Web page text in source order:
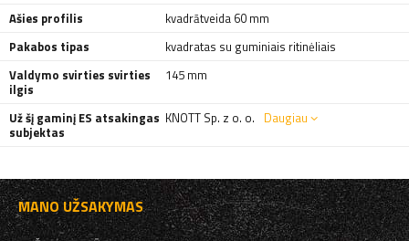
Ašies profilis
kvadrātveida 60 mm
Pakabos tipas
kvadratas su guminiais ritinėliais
Valdymo svirties svirties
ilgis
145 mm
Už šį gaminį ES atsakingas
subjektas
KNOTT Sp. z o. o. Daugiau
MANO UŽSAKYMAS